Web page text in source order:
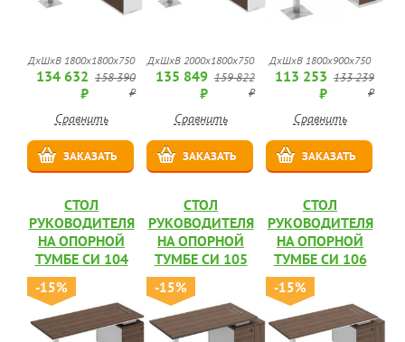
ДхШхВ 1800x1800x750
134 632
₽
158 390
₽
Сравнить
ЗАКАЗАТЬ
ДхШхВ 2000x1800x750
135 849
₽
159 822
₽
Сравнить
ЗАКАЗАТЬ
ДхШхВ 1800x900x750
113 253
₽
133 239
₽
Сравнить
ЗАКАЗАТЬ
СТОЛ
РУКОВОДИТЕЛЯ
НА ОПОРНОЙ
ТУМБЕ СИ 104
-15%
СТОЛ
РУКОВОДИТЕЛЯ
НА ОПОРНОЙ
ТУМБЕ СИ 105
-15%
СТОЛ
РУКОВОДИТЕЛЯ
НА ОПОРНОЙ
ТУМБЕ СИ 106
-15%